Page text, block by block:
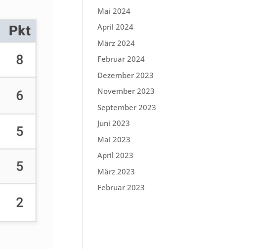
Mai 2024
April 2024
März 2024
Februar 2024
Dezember 2023
November 2023
September 2023
Juni 2023
Mai 2023
April 2023
März 2023
Februar 2023